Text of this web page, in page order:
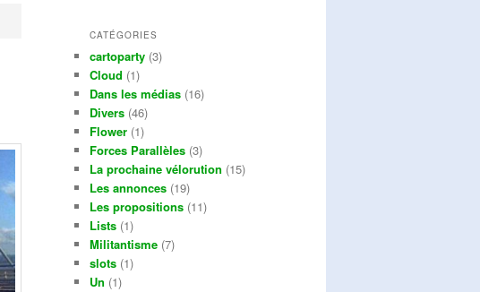
CATÉGORIES
cartoparty (3)
Cloud (1)
Dans les médias (16)
Divers (46)
Flower (1)
Forces Parallèles (3)
La prochaine vélorution (15)
Les annonces (19)
Les propositions (11)
Lists (1)
Militantisme (7)
slots (1)
Un (1)